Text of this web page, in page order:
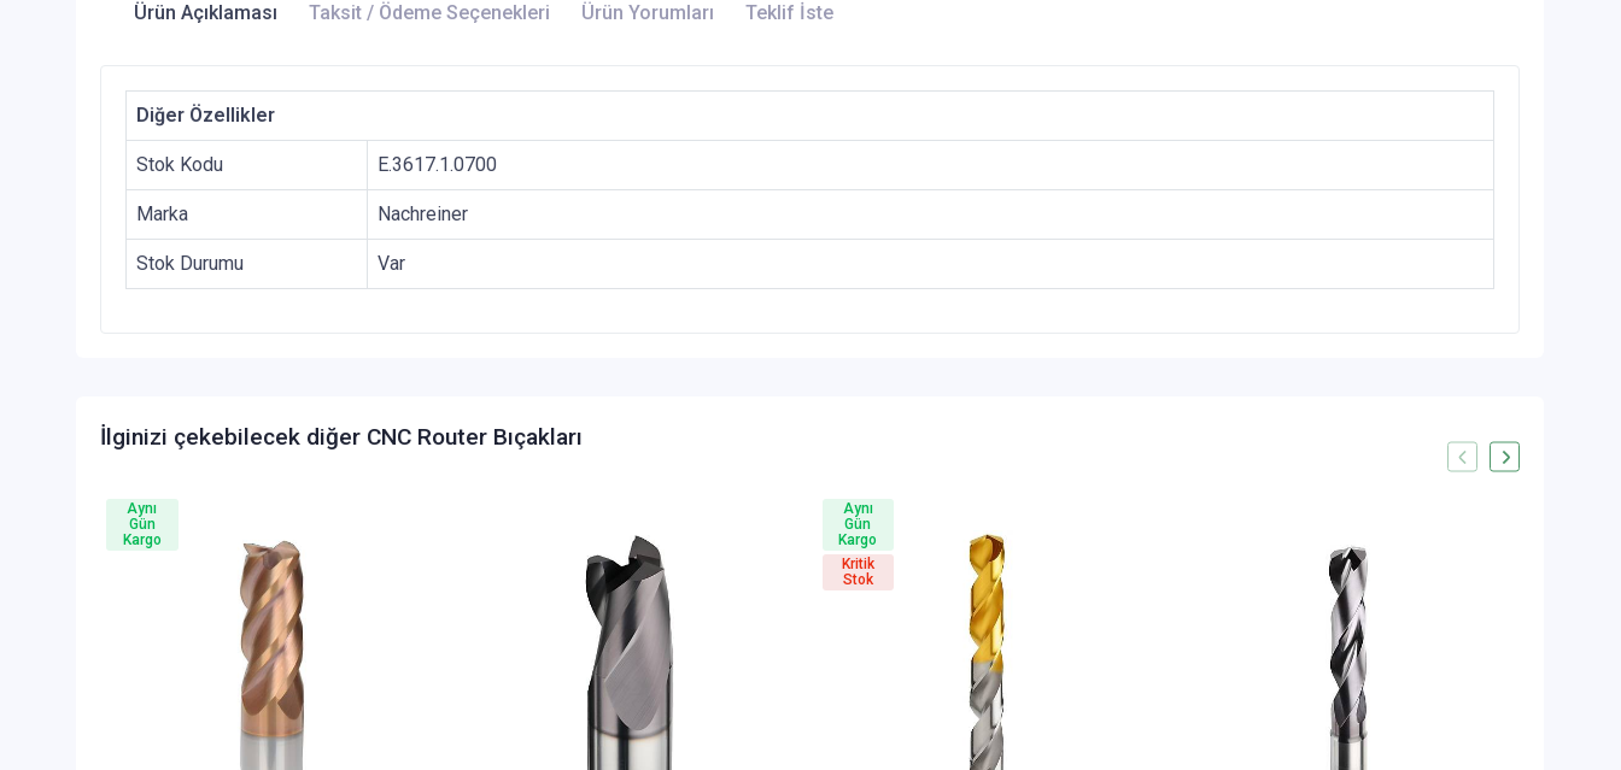
Ürün Açıklaması Taksit / Ödeme Seçenekleri Ürün Yorumları Teklif İste
Diğer Özellikler
Stok Kodu E.3617.1.0700
Marka Nachreiner
Stok Durumu Var
İlginizi çekebilecek diğer CNC Router Bıçakları
Aynı
Gün
Kargo
Aynı
Gün
Kargo
Kritik
Stok